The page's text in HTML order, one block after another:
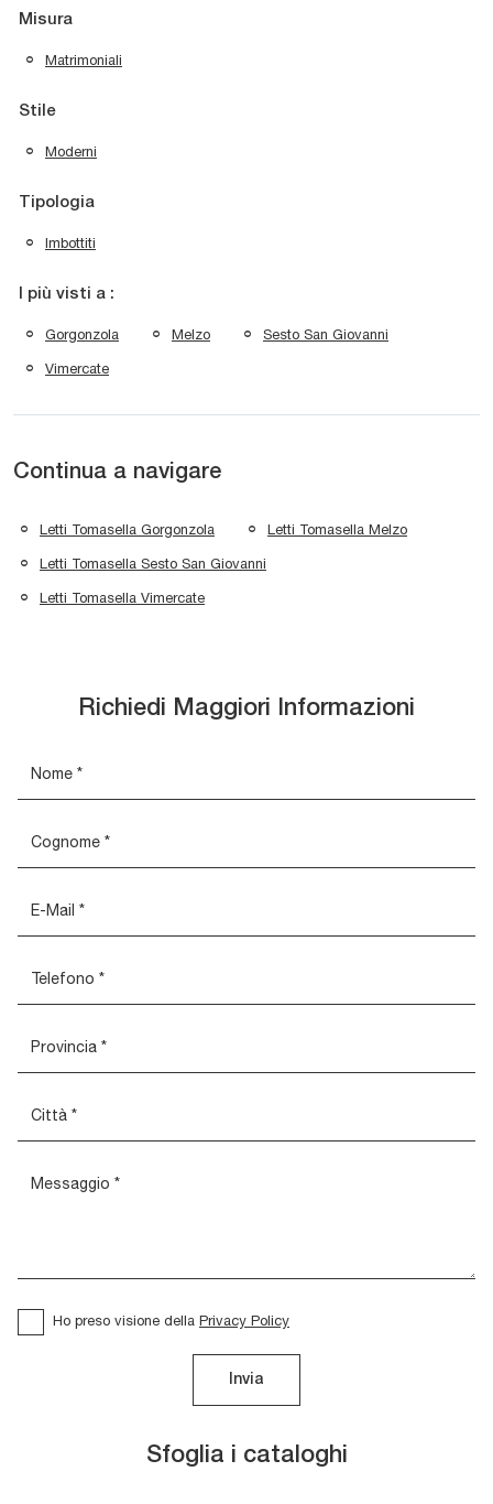
Misura
Matrimoniali
Stile
Moderni
Tipologia
Imbottiti
I più visti a :
Gorgonzola Melzo Sesto San Giovanni
Vimercate
Continua a navigare
Letti Tomasella Gorgonzola Letti Tomasella Melzo
Letti Tomasella Sesto San Giovanni
Letti Tomasella Vimercate
Sfoglia i cataloghi
Richiedi Maggiori Informazioni
Ho preso visione della Privacy Policy
Invia